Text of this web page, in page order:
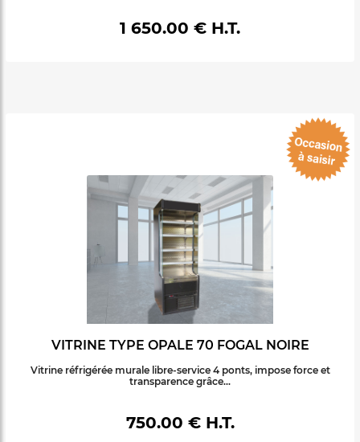
1 650.00 € H.T.
VITRINE TYPE OPALE 70 FOGAL NOIRE
Vitrine réfrigérée murale libre-service 4 ponts, impose force et
transparence grâce...
750.00 € H.T.